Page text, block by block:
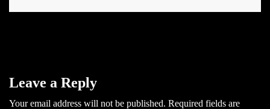
Leave a Reply
Your email address will not be published. Required fields are